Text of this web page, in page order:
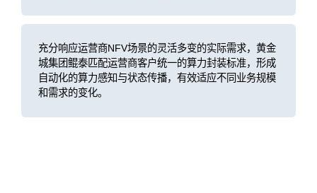
充分响应运营商NFV场景的灵活多变的实际需求，黄金
城集团鲲泰匹配运营商客户统一的算力封装标准，形成
自动化的算力感知与状态传播，有效适应不同业务规模
和需求的变化。